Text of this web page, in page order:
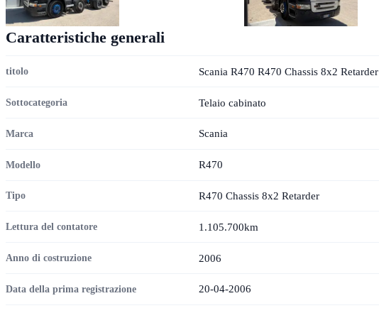
Caratteristiche generali
titolo Scania R470 R470 Chassis 8x2 Retarder
Sottocategoria Telaio cabinato
Marca Scania
Modello R470
Tipo R470 Chassis 8x2 Retarder
Lettura del contatore 1.105.700km
Anno di costruzione 2006
Data della prima registrazione 20-04-2006